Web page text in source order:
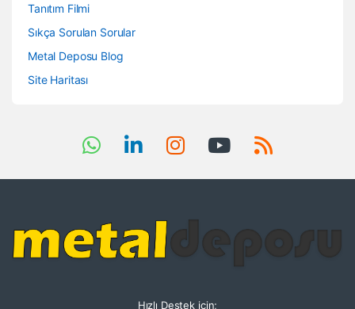
Tanıtım Filmi
Sıkça Sorulan Sorular
Metal Deposu Blog
Site Haritası
Hızlı Destek için;